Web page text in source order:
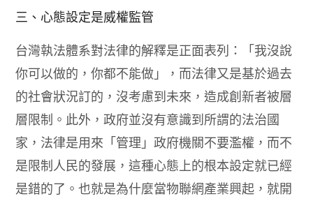
三、心態設定是威權監管
台灣執法體系對法律的解釋是正面表列：「我沒說
你可以做的，你都不能做」，而法律又是基於過去
的社會狀況訂的，沒考慮到未來，造成創新者被層
層限制。此外，政府並沒有意識到所謂的法治國
家，法律是用來「管理」政府機關不要濫權，而不
是限制人民的發展，這種心態上的根本設定就已經
是錯的了。也就是為什麼當物聯網產業興起，就開